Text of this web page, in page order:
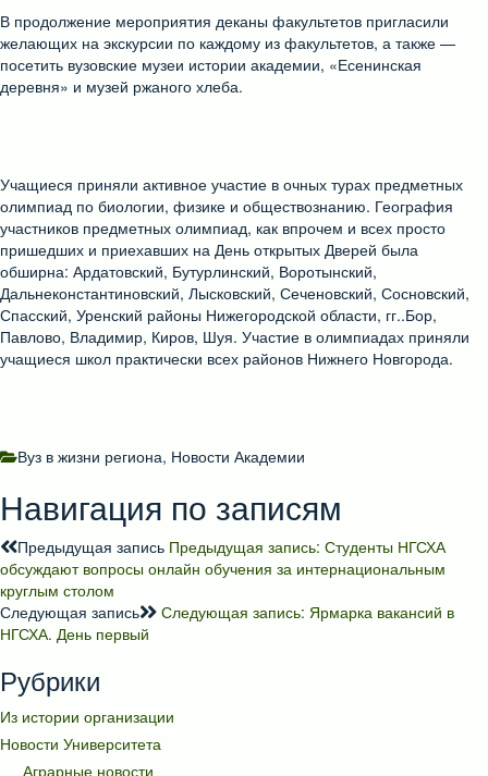
В продолжение мероприятия деканы факультетов пригласили
желающих на экскурсии по каждому из факультетов, а также —
посетить вузовские музеи истории академии, «Есенинская
деревня» и музей ржаного хлеба.
Учащиеся приняли активное участие в очных турах предметных
олимпиад по биологии, физике и обществознанию. География
участников предметных олимпиад, как впрочем и всех просто
пришедших и приехавших на День открытых Дверей была
обширна: Ардатовский, Бутурлинский, Воротынский,
Дальнеконстантиновский, Лысковский, Сеченовский, Сосновский,
Спасский, Уренский районы Нижегородской области, гг..Бор,
Павлово, Владимир, Киров, Шуя. Участие в олимпиадах приняли
учащиеся школ практически всех районов Нижнего Новгорода.
Вуз в жизни региона, Новости Академии
Навигация по записям
Предыдущая запись Предыдущая запись: Студенты НГСХА
обсуждают вопросы онлайн обучения за интернациональным
круглым столом
Следующая запись
Следующая запись: Ярмарка вакансий в
НГСХА. День первый
Рубрики
Из истории организации
Новости Университета
Аграрные новости